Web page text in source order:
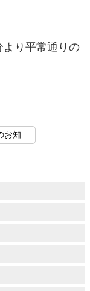
より平常通りの